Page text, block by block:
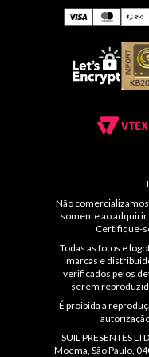
Não
somente ao
Certifique-
Todas as fotos e
marcas e
verificados pelos
serem
É proibida a
SUIL PRESENTES
Moema, São Paulo,